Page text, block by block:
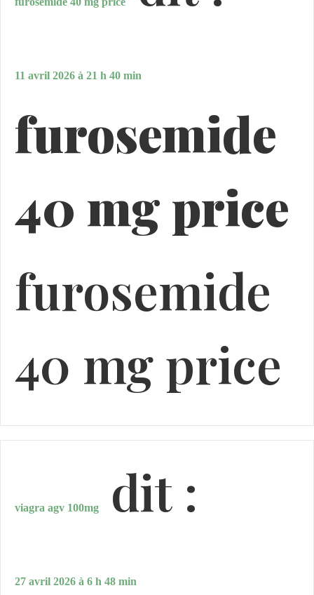
11 avril 2026 à 21 h 40 min
furosemide
40 mg price
furosemide
40 mg price
viagra agv 100mg dit :
27 avril 2026 à 6 h 48 min